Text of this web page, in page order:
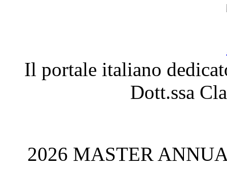
Il portale italiano
Dott.ssa
2026 MASTER